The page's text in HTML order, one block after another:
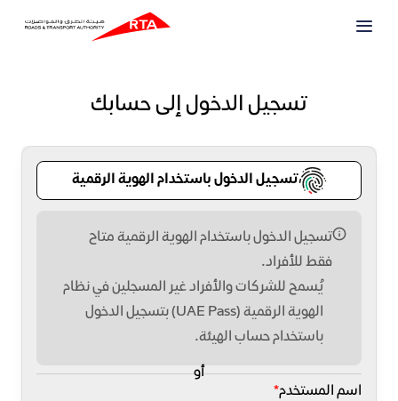
تسجيل الدخول إلى حسابك
تسجيل الدخول باستخدام الهوية الرقمية
تسجيل الدخول باستخدام الهوية الرقمية متاح
فقط للأفراد.
يُسمح للشركات والأفراد غير المسجلين في نظام
الهوية الرقمية (UAE Pass) بتسجيل الدخول
باستخدام حساب الهيئة.
أو
اسم المستخدم